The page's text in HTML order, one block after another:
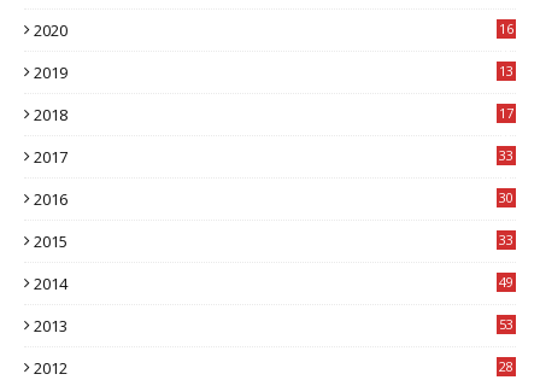
2020
16
2019
13
2018
17
2017
33
2016
30
2015
33
2014
49
2013
53
2012
28